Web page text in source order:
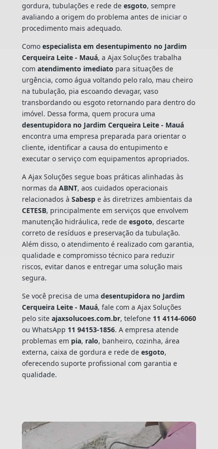
gordura, tubulações e rede de esgoto, sempre
avaliando a origem do problema antes de iniciar o
procedimento mais adequado.
Como especialista em desentupimento no Jardim
Cerqueira Leite - Mauá, a Ajax Soluções trabalha
com atendimento imediato para situações de
urgência, como água voltando pelo ralo, mau cheiro
na tubulação, pia escoando devagar, vaso
transbordando ou esgoto retornando para dentro do
imóvel. Dessa forma, quem procura uma
desentupidora no Jardim Cerqueira Leite - Mauá
encontra uma empresa preparada para orientar o
cliente, identificar a causa do entupimento e
executar o serviço com equipamentos apropriados.
A Ajax Soluções segue boas práticas alinhadas às
normas da ABNT, aos cuidados operacionais
relacionados à Sabespe às diretrizes ambientais da
CETESB, principalmente em serviços que envolvem
manutenção hidráulica, rede de esgoto, descarte
correto de resíduos e preservação da tubulação.
Além disso, o atendimento é realizado com garantia,
qualidade e compromisso técnico para reduzir
riscos, evitar danos e entregar uma solução mais
segura.
Se você precisa de uma desentupidora no Jardim
Cerqueira Leite - Mauá, fale com a Ajax Soluções
pelo site ajaxsolucoes.com.br, telefone 11 4114-6060
ou WhatsApp 11 94153-1856. A empresa atende
problemas em pia, ralo, banheiro, cozinha, área
externa, caixa de gordura e rede de esgoto,
oferecendo suporte profissional com garantia e
qualidade.